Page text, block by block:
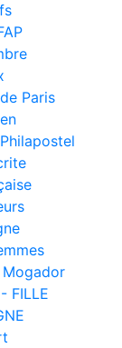
Paris
FILLE